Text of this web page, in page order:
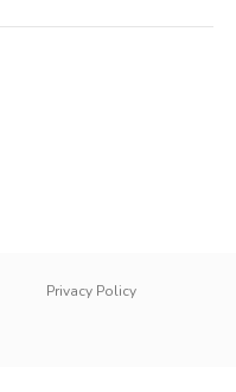
Privacy Policy